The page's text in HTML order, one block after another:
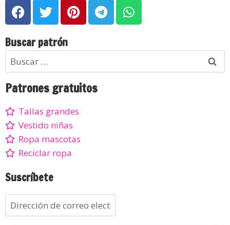
Buscar patrón
Patrones gratuitos
Tallas grandes
Vestido niñas
Ropa mascotas
Reciclar ropa
Suscríbete